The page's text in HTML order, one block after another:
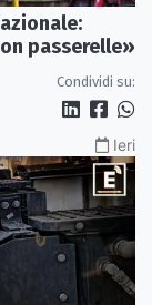
passerelle»
Condividi su:
Ieri